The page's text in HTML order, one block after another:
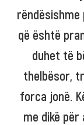
që është
duhet të
thelbësor,
forca jonë.
me dikë për